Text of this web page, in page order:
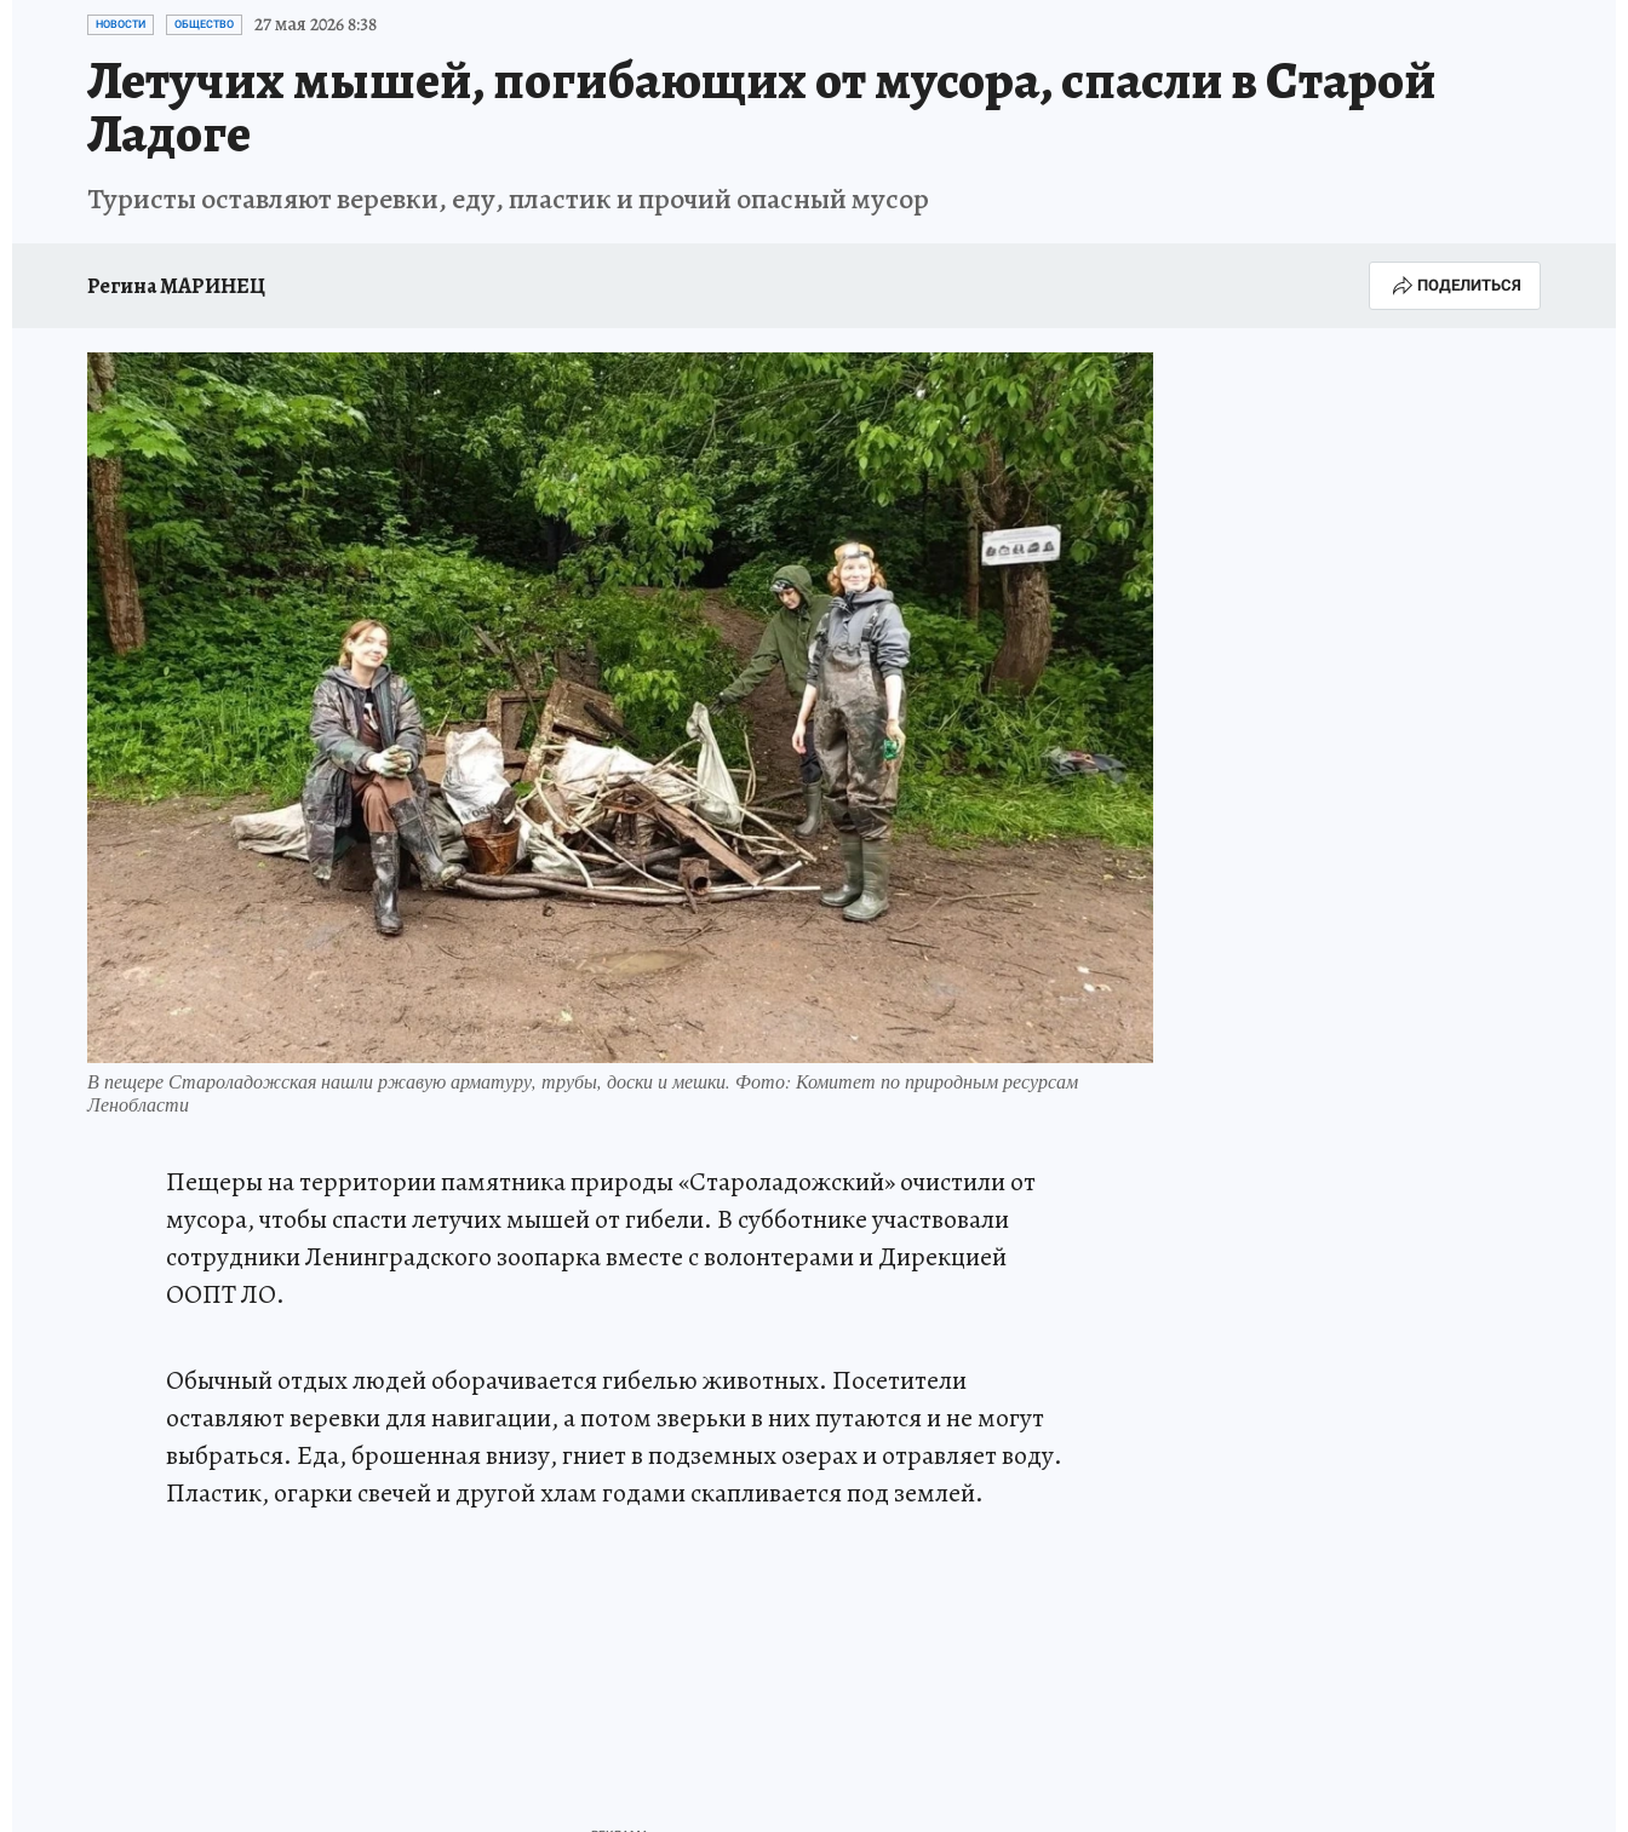
ПЕТЕРБУРГСКАЯ СТРОЙКА
НОВОСТИ ОБЩЕСТВО 27 мая 2026 8:38
Летучих мышей, погибающих от мусора, спасли в Старой
Ладоге
Туристы оставляют веревки, еду, пластик и прочий опасный мусор
Регина МАРИНЕЦ ПОДЕЛИТЬСЯ
В пещере Староладожская нашли ржавую арматуру, трубы, доски и мешки. Фото: Комитет по природным ресурсам
Ленобласти
Пещеры на территории памятника природы «Староладожский» очистили от
мусора, чтобы спасти летучих мышей от гибели. В субботнике участвовали
сотрудники Ленинградского зоопарка вместе с волонтерами и Дирекцией
ООПТ ЛО.
Обычный отдых людей оборачивается гибелью животных. Посетители
оставляют веревки для навигации, а потом зверьки в них путаются и не могут
выбраться. Еда, брошенная внизу, гниет в подземных озерах и отравляет воду.
Пластик, огарки свечей и другой хлам годами скапливается под землей.